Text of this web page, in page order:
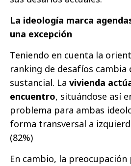
La ideología marca
una excepción
Teniendo en cuenta la
ranking de desafíos cambia
sustancial. La vivienda
encuentro, situándose así
problema para ambas
forma transversal a
(82%)
En cambio, la preocupación